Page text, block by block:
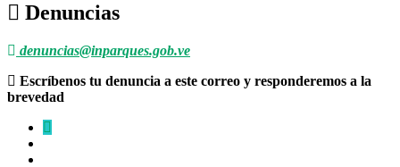
Denuncias
denuncias@inparques.gob.ve
Escríbenos tu denuncia a este correo y responderemos a la
brevedad